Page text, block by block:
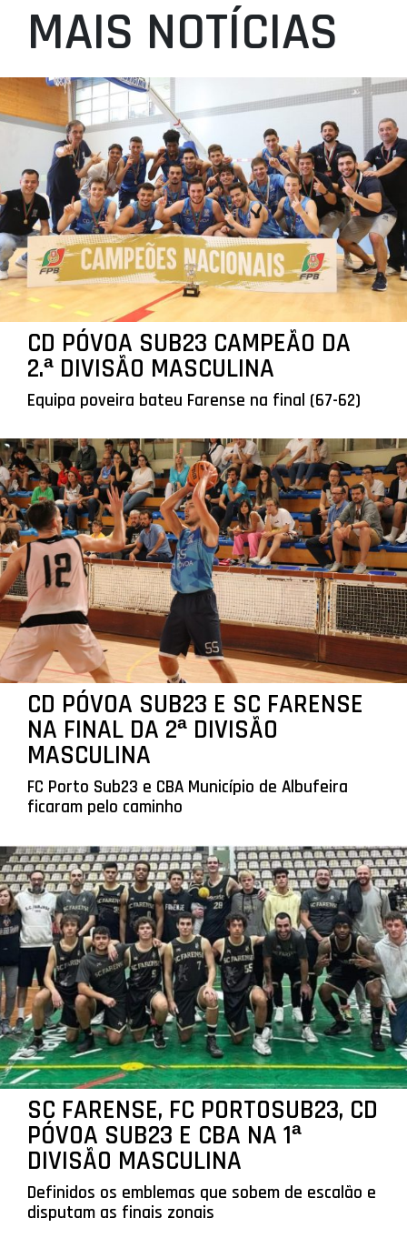
MAIS NOTÍCIAS
CD PÓVOA SUB23 CAMPEÃO DA
2.ª DIVISÃO MASCULINA
Equipa poveira bateu Farense na final (67-62)
CD PÓVOA SUB23 E SC FARENSE
NA FINAL DA 2ª DIVISÃO
MASCULINA
FC Porto Sub23 e CBA Município de Albufeira
ficaram pelo caminho
SC FARENSE, FC PORTOSUB23, CD
PÓVOA SUB23 E CBA NA 1ª
DIVISÃO MASCULINA
Definidos os emblemas que sobem de escalão e
disputam as finais zonais